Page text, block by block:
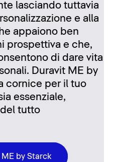
lasciando tuttavia
e alla
appaiono ben
prospettiva e che,
di dare vita
Duravit ME by
cornice per il tuo
essenziale,
tutto
by Starck